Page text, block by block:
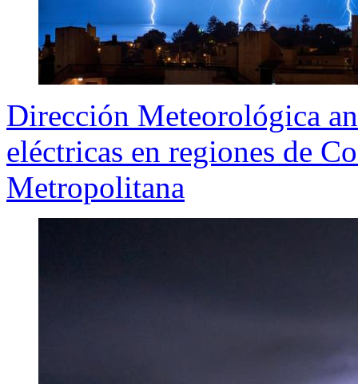
Dirección Meteorológica
eléctricas en regiones de
Metropolitana